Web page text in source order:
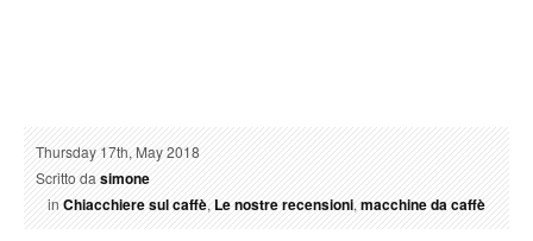
Thursday 17th, May 2018
Scritto dasimone
inChiacchiere sul caffè,Le nostre recensioni,macchine da caffè